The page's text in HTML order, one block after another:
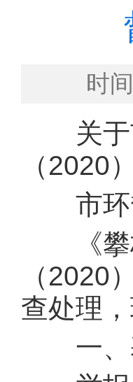
时
关于市
（2020
市环
《攀枝
（2020
查处理
一、